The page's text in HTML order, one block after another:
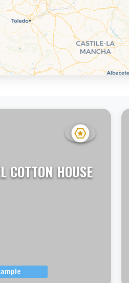
COTTON HOUSE